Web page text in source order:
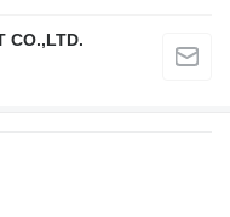
CO.,LTD.